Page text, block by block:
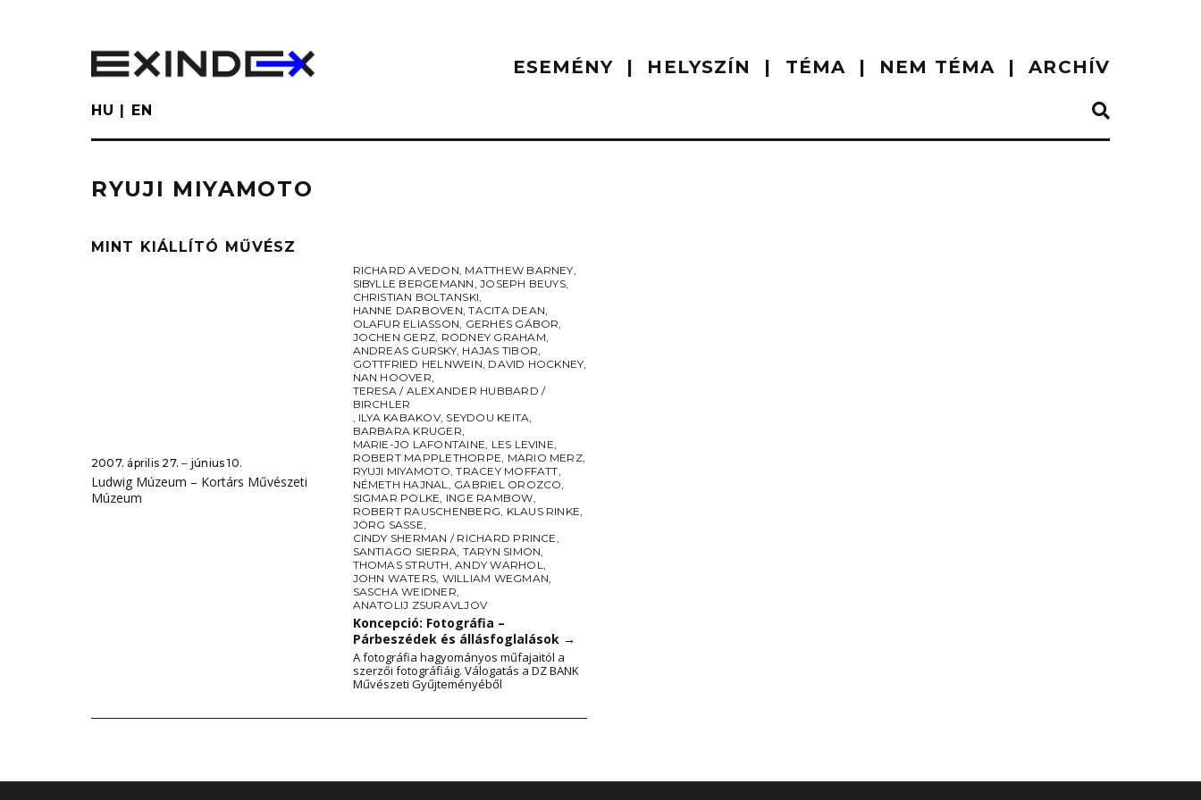
ESEMÉNY HELYSZÍN TÉMA NEM TÉMA ARCHÍV
HU EN
RYUJI MIYAMOTO
MINT KIÁLLÍTÓ MŰVÉSZ
2007. április 27. ‒ június 10.
Ludwig Múzeum – Kortárs Művészeti
Múzeum
RICHARD AVEDON, MATTHEW BARNEY,
SIBYLLE BERGEMANN,JOSEPH BEUYS,
CHRISTIAN BOLTANSKI,
HANNE DARBOVEN,TACITA DEAN,
OLAFUR ELIASSON, GERHES GÁBOR,
JOCHEN GERZ, RODNEY GRAHAM,
ANDREAS GURSKY, HAJAS TIBOR,
GOTTFRIED HELNWEIN, DAVID HOCKNEY,
NAN HOOVER,
TERESA / ALEXANDER HUBBARD /
BIRCHLER
, ILYA KABAKOV, SEYDOU KEITA,
BARBARA KRUGER,
MARIE-JO LAFONTAINE, LES LEVINE,
ROBERT MAPPLETHORPE, MARIO MERZ,
RYUJI MIYAMOTO,TRACEY MOFFATT,
NÉMETH HAJNAL, GABRIEL OROZCO,
SIGMAR POLKE, INGE RAMBOW,
ROBERT RAUSCHENBERG, KLAUS RINKE,
JÖRG SASSE,
CINDY SHERMAN / RICHARD PRINCE,
SANTIAGO SIERRA, TARYN SIMON,
THOMAS STRUTH,ANDY WARHOL,
JOHN WATERS, WILLIAM WEGMAN,
SASCHA WEIDNER,
ANATOLIJ ZSURAVLJOV
Koncepció: Fotográfia –
Párbeszédek és állásfoglalások →
A fotográfia hagyományos műfajaitól a
szerzői fotográfiáig. Válogatás a DZ BANK
Művészeti Gyűjteményéből